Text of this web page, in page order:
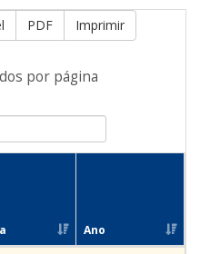
PDF Imprimir
por página
Ano